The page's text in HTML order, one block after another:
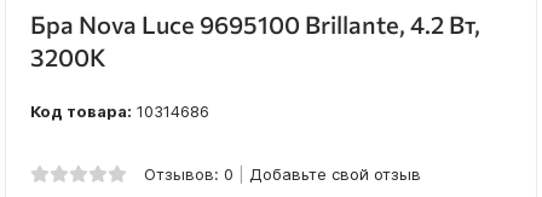
Бра Nova Luce 9695100 Brillante, 4.2 Вт,
3200K
Код товара: 10314686
Отзывов: 0 Добавьте свой отзыв